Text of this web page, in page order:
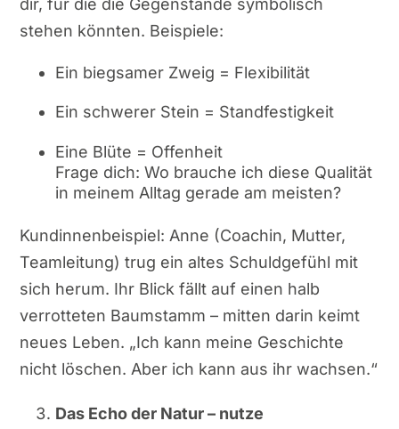
dir, für die die Gegenstände symbolisch
stehen könnten. Beispiele:
Ein biegsamer Zweig = Flexibilität
Ein schwerer Stein = Standfestigkeit
Eine Blüte = Offenheit
Frage dich: Wo brauche ich diese Qualität
in meinem Alltag gerade am meisten?
Kundinnenbeispiel: Anne (Coachin, Mutter,
Teamleitung) trug ein altes Schuldgefühl mit
sich herum. Ihr Blick fällt auf einen halb
verrotteten Baumstamm – mitten darin keimt
neues Leben. „Ich kann meine Geschichte
nicht löschen. Aber ich kann aus ihr wachsen.“
Das Echo der Natur – nutze